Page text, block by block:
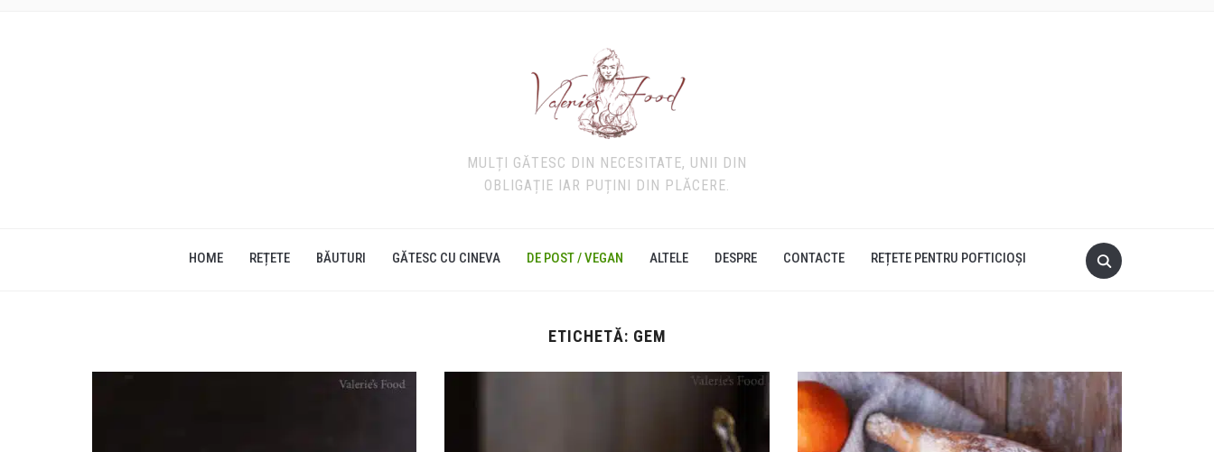
MULȚI GĂTESC DIN NECESITATE, UNII DIN
OBLIGAȚIE IAR PUȚINI DIN PLĂCERE.
HOME REȚETE BĂUTURI GĂTESC CU CINEVA DE POST / VEGAN ALTELE DESPRE CONTACTE REȚETE PENTRU POFTICIOȘI
ETICHETĂ: GEM